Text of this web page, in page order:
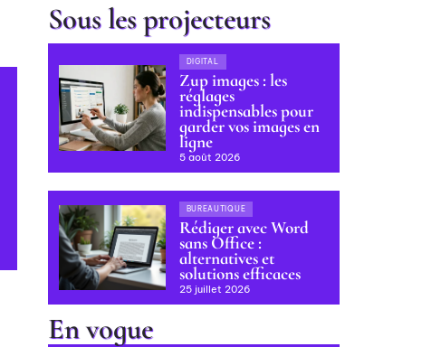
Sous les projecteurs
DIGITAL
Zup images : les
réglages
indispensables pour
garder vos images en
ligne
5 août 2026
BUREAUTIQUE
Rédiger avec Word
sans Office :
alternatives et
solutions efficaces
25 juillet 2026
En vogue